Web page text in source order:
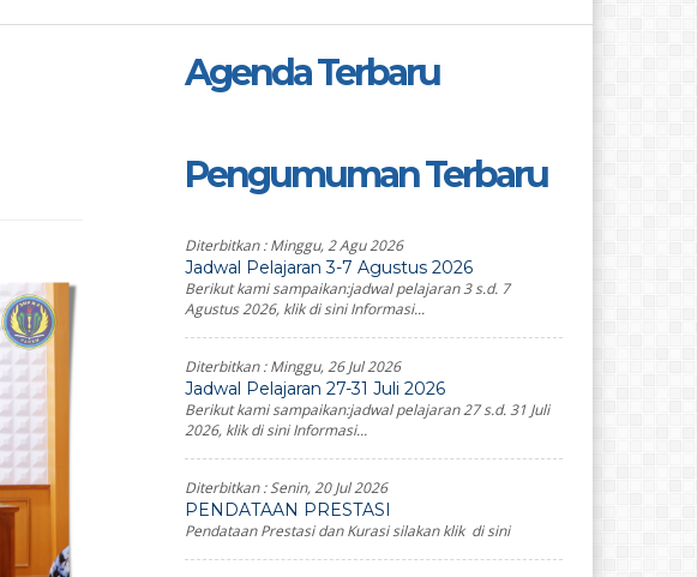
Agenda Terbaru
Pengumuman Terbaru
Diterbitkan :Minggu, 2 Agu 2026
Jadwal Pelajaran 3-7 Agustus 2026
Berikut kami sampaikan:jadwal pelajaran 3 s.d. 7
Agustus 2026, klik di sini Informasi...
Diterbitkan :Minggu, 26 Jul 2026
Jadwal Pelajaran 27-31 Juli 2026
Berikut kami sampaikan:jadwal pelajaran 27 s.d. 31 Juli
2026, klik di sini Informasi...
Diterbitkan :Senin, 20 Jul 2026
PENDATAAN PRESTASI
Pendataan Prestasi dan Kurasi silakan klik di sini